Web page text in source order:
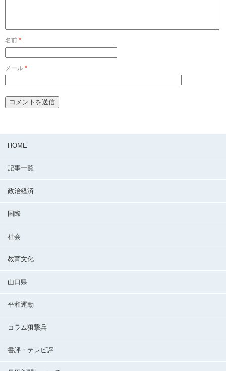
名前 *
メール *
HOME
記事一覧
政治経済
国際
社会
教育文化
山口県
平和運動
コラム狙撃兵
書評・テレビ評